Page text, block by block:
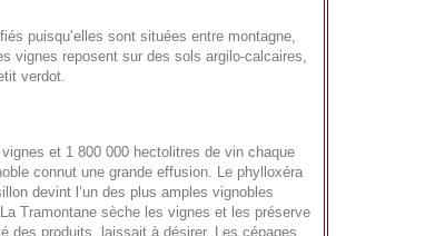
puisqu’elles sont situées entre montagne,
vignes reposent sur des sols argilo-calcaires,
verdot.
et 1 800 000 hectolitres de vin chaque
connut une grande effusion. Le phylloxéra
devint l’un des plus amples vignobles
Tramontane sèche les vignes et les préserve
des produits, laissait à désirer. Les cépages